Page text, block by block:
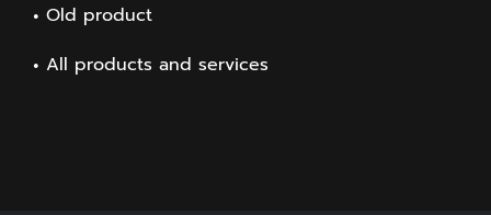
Old product
All products and services